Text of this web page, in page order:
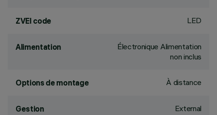
ZVEI code LED
Alimentation
Électronique Alimentation
non inclus
Options de montage À distance
Gestion External